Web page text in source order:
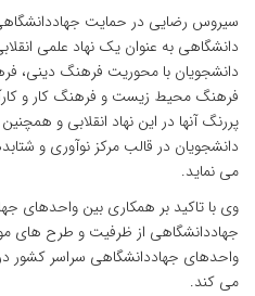
سیروس رضایی در حمایت
دانشگاهی به عنوان یک نهاد علمی
دانشجویان با محوریت فرهنگ دینی،
فرهنگ محیط زیست و فرهنگ کار و
پررنگ آنها در این نهاد انقلابی و
دانشجویان در قالب مرکز نوآوری و
می نماید.
وی با تاکید بر همکاری بین واحدهای
جهاددانشگاهی از ظرفیت و طرح های
واحدهای جهاددانشگاهی سراسر کشور در
می کند.